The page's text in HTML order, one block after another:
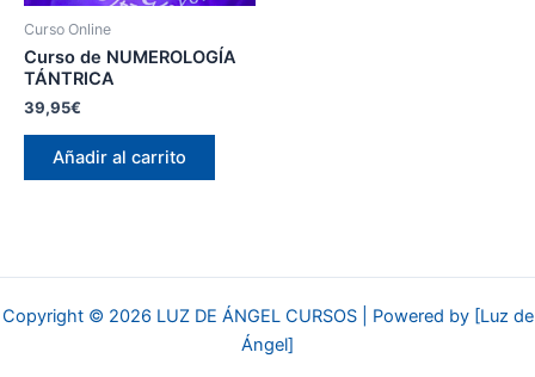
Curso Online
Curso de NUMEROLOGÍA
TÁNTRICA
39,95€
Añadir al carrito
Copyright © 2026 LUZ DE ÁNGEL CURSOS | Powered by [Luz de
Ángel]